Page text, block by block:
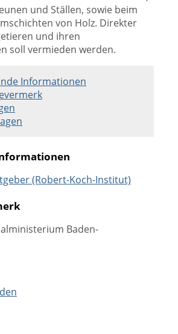
und Ställen, sowie beim
von Holz. Direkter
und ihren
soll vermieden werden.
Informationen
(Robert-Koch-Institut)
Baden-